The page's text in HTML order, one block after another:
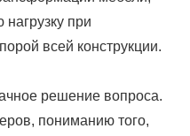
при
всей конструкции.
решение вопроса.
пониманию того,